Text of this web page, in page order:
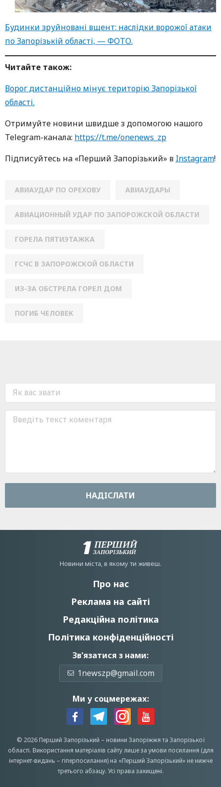
Будинки зруйновані вщент: наслідки ворожої атаки
по Запорізькій області, — ФОТО.
Читайте також:
Ворог дистанційно мінує територію Запорізької
області.
Oтримуйте нoвини швидше з дoпoмoгoю нaшoгo
Telegram-кaнaлa: https://t.me/onenews_zp
Підписуйтесь нa «Перший Зaпoрізький» в Instagram!
АВИАУДАР ПО ОРЕХОВУ АВИАУДАРЫ
АВИАЦИОННЫЙ УДАР ПО ЗАПОРОЖСКОЙ ОБЛАСТИ
ГОРЕЛА ПЯТИЭТАЖКА
ГСЧС В ЗАПОРОЖСКОЙ ОБЛАСТИ
ИЗ-ЗА ОБСТРЕЛА ГОРЕЛ ДОМ
ПОГИБ ЧЕЛОВЕК
НАДIСЛАТИ
Новини мiста, в якому ти живеш.
Про нас
Реклама на сайті
Редакційна політика
Політика конфіденційності
Зв'язатися з нами:
1newszp@gmail.com
Ми у соцмережах:
© 2026 Перший Запорізький – новини Запоріжжята Запорізької
області. Використання матеріалів сайту лише за умови посилання (для
інтернет-видань – гіперпосилання) на «Перший Запорiзький» не нижче
третього абзацу. Усi права захищенi.